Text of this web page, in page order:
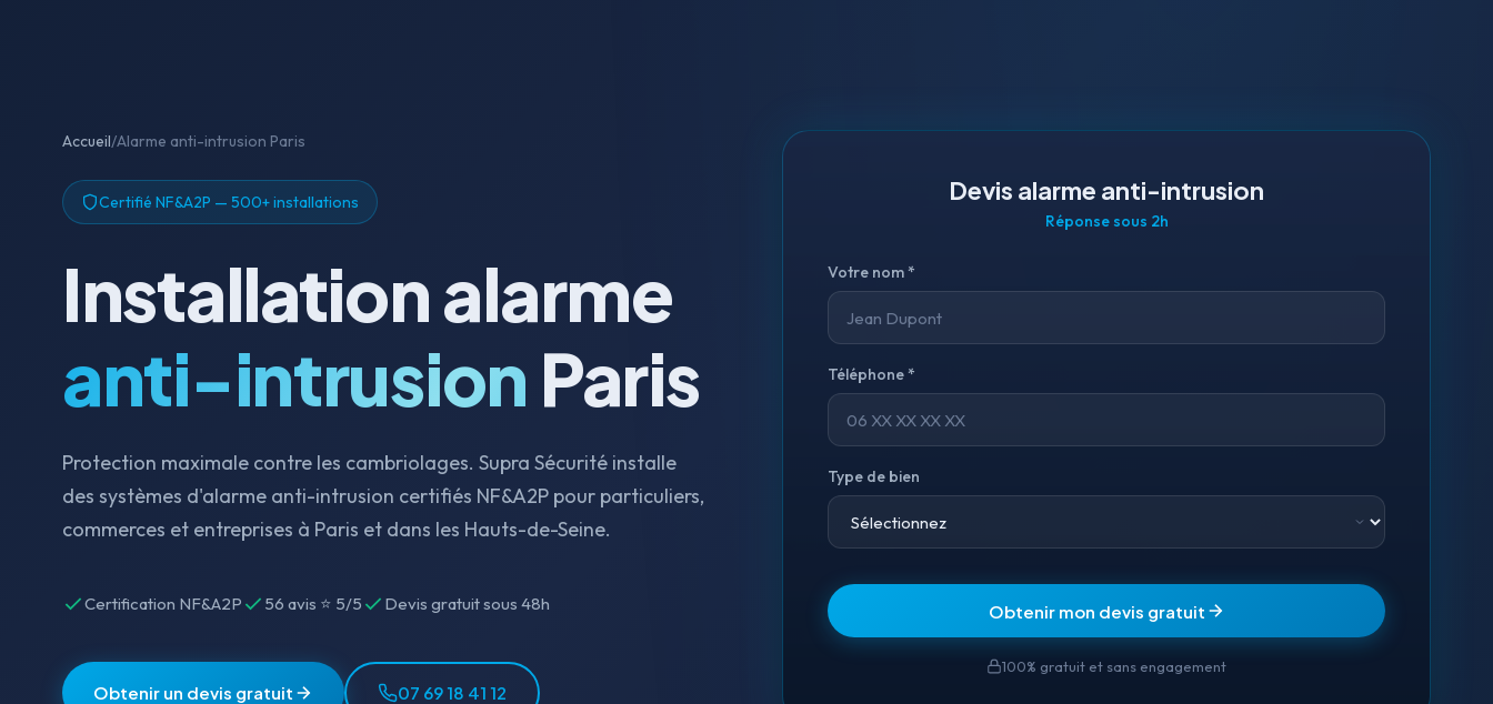
Accueil/Alarme anti-intrusion Paris
Certifié NF&A2P — 500+ installations
Installation alarme
anti-intrusion Paris
Protection maximale contre les cambriolages. Supra Sécurité installe
des systèmes d'alarme anti-intrusion certifiés NF&A2P pour particuliers,
commerces et entreprises à Paris et dans les Hauts-de-Seine.
Certification NF&A2P 56 avis ⭐ 5/5 Devis gratuit sous 48h
Obtenir un devis gratuit 07 69 18 41 12
Devis alarme anti-intrusion
Réponse sous 2h
Votre nom *
Téléphone *
Type de bien
Obtenir mon devis gratuit
100% gratuit et sans engagement